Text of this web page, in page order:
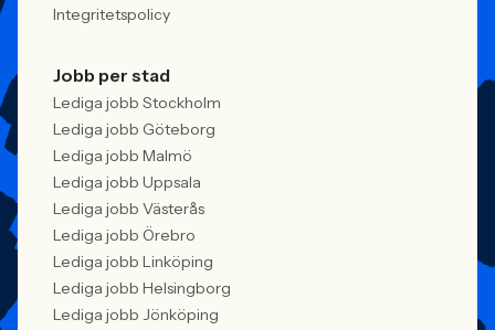
Integritetspolicy
Jobb per stad
Lediga jobb Stockholm
Lediga jobb Göteborg
Lediga jobb Malmö
Lediga jobb Uppsala
Lediga jobb Västerås
Lediga jobb Örebro
Lediga jobb Linköping
Lediga jobb Helsingborg
Lediga jobb Jönköping